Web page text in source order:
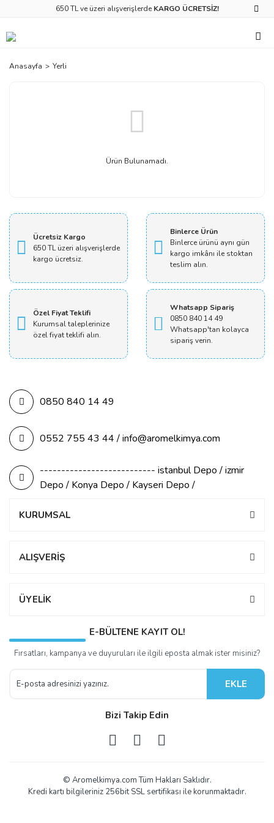
650 TL ve üzeri alışverişlerde KARGO ÜCRETSİZ!
Anasayfa Yerli
Ürün Bulunamadı.
Ücretsiz Kargo
650 TL üzeri alışverişlerde
kargo ücretsiz.
Binlerce Ürün
Binlerce ürünü aynı gün
kargo imkânı ile stoktan
teslim alın.
Özel Fiyat Teklifi
Kurumsal taleplerinize
özel fiyat teklifi alın.
Whatsapp Sipariş
0850 840 14 49
Whatsapp'tan kolayca
sipariş verin.
0850 840 14 49
0552 755 43 44 / info@aromelkimya.com
--------------------------- istanbul Depo / izmir
Depo / Konya Depo / Kayseri Depo /
KURUMSAL
ALIŞVERİŞ
ÜYELİK
E-BÜLTENE KAYIT OL!
Fırsatları, kampanya ve duyuruları ile ilgili eposta almak ister misiniz?
EKLE
Bizi Takip Edin
© Aromelkimya.com Tüm Hakları Saklıdır.
Kredi kartı bilgileriniz 256bit SSL sertifikası ile korunmaktadır.